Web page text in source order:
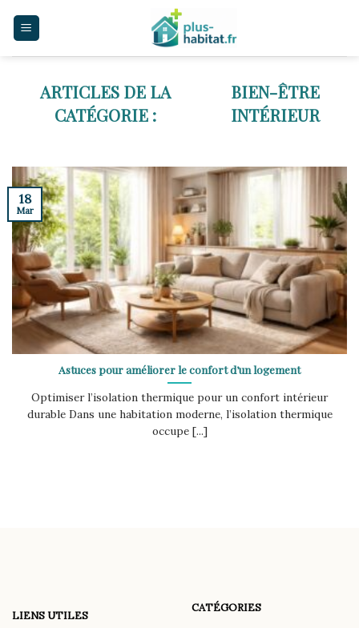
BIEN-ÊTRE
INTÉRIEUR
Astuces pour améliorer le confort d’un logement
Optimiser l’isolation thermique pour un confort intérieur
durable Dans une habitation moderne, l’isolation thermique
occupe [...]
18
Mar
LIENS UTILES
CATÉGORIES